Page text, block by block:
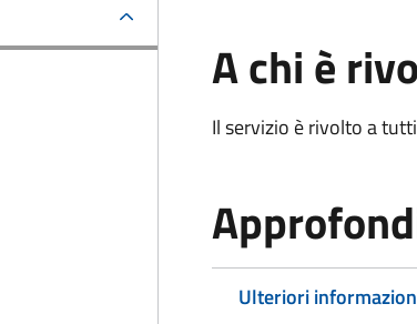
A chi è
Il servizio è rivolto a
Ulteriori